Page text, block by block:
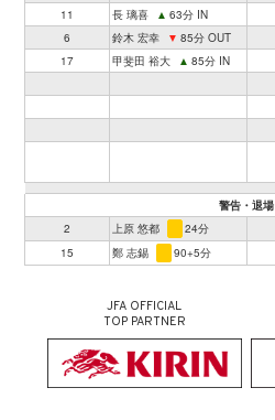
11
長 璃喜 ▲ 63分 IN
6
鈴木 宏幸 ▼ 85分 OUT
17
甲斐田 裕大 ▲ 85分 IN
警告・退場
2
上原 悠都
24分
15
鄭 志錫 90+5分
JFA OFFICIAL
TOP PARTNER